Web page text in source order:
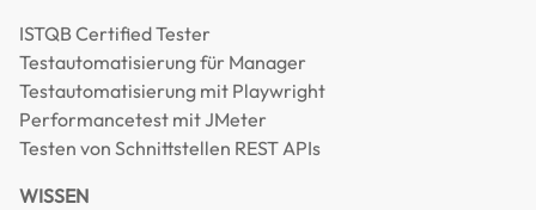
ISTQB Certified Tester
Testautomatisierung für Manager
Testautomatisierung mit Playwright
Performancetest mit JMeter
Testen von Schnittstellen REST APIs
WISSEN